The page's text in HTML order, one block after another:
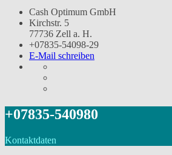
Cash Optimum GmbH
Kirchstr. 5
77736 Zell a. H.
+07835-54098-29
E-Mail schreiben
+07835-540980
Kontaktdaten